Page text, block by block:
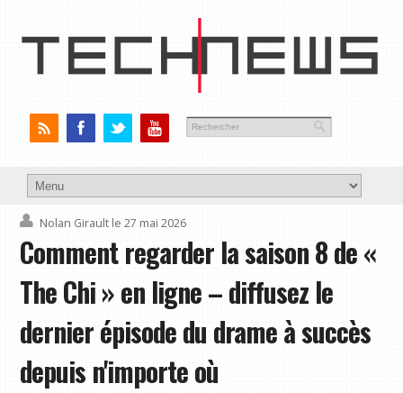
Nolan Girault le 27 mai 2026
Comment regarder la saison 8 de «
The Chi » en ligne – diffusez le
dernier épisode du drame à succès
depuis n'importe où